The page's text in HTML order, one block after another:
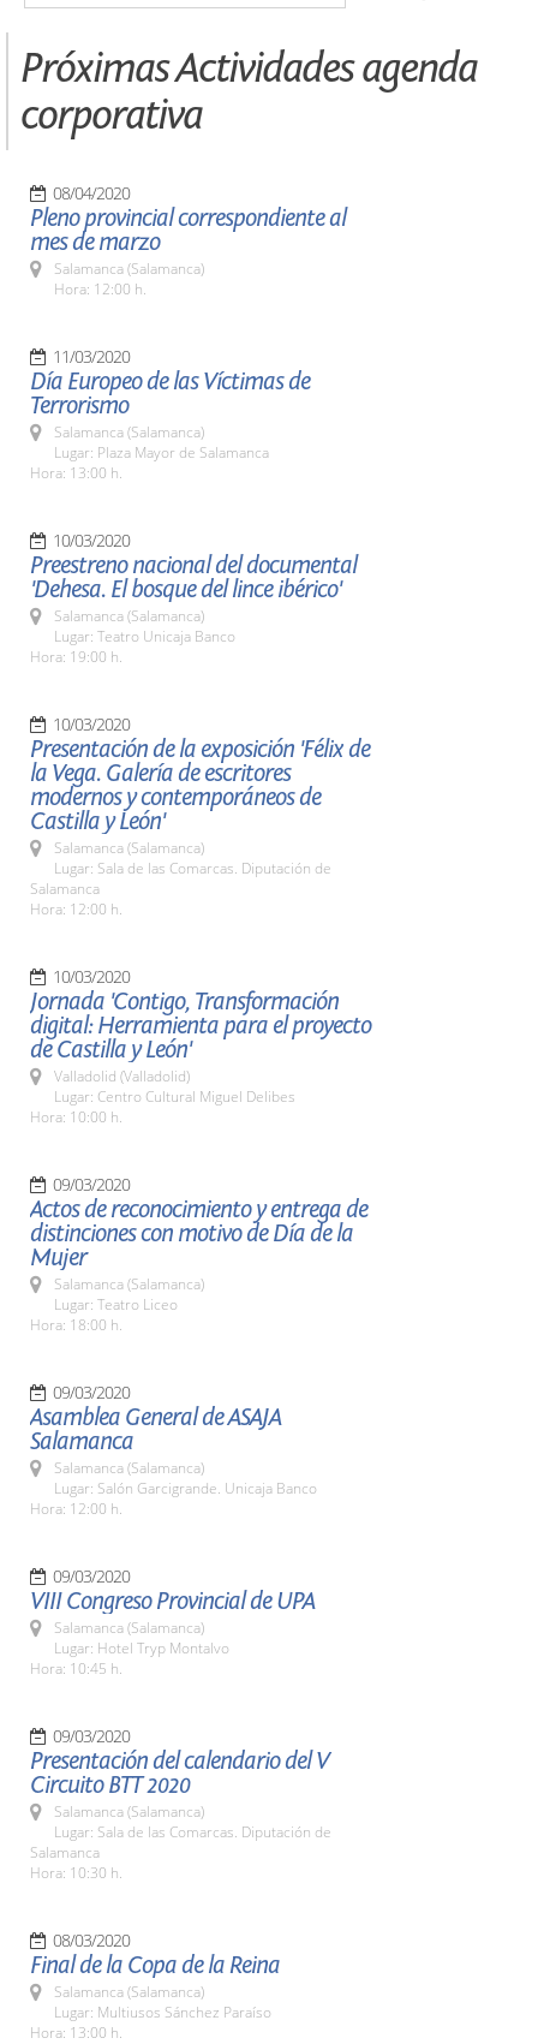
Próximas Actividades agenda
corporativa
08/04/2020
Pleno provincial correspondiente al
mes de marzo
Salamanca (Salamanca)
Hora: 12:00 h.
11/03/2020
Día Europeo de las Víctimas de
Terrorismo
Salamanca (Salamanca)
Lugar: Plaza Mayor de Salamanca
Hora: 13:00 h.
10/03/2020
Preestreno nacional del documental
'Dehesa. El bosque del lince ibérico'
Salamanca (Salamanca)
Lugar: Teatro Unicaja Banco
Hora: 19:00 h.
10/03/2020
Presentación de la exposición 'Félix de
la Vega. Galería de escritores
modernos y contemporáneos de
Castilla y León'
Salamanca (Salamanca)
Lugar: Sala de las Comarcas. Diputación de
Salamanca
Hora: 12:00 h.
10/03/2020
Jornada 'Contigo, Transformación
digital: Herramienta para el proyecto
de Castilla y León'
Valladolid (Valladolid)
Lugar: Centro Cultural Miguel Delibes
Hora: 10:00 h.
09/03/2020
Actos de reconocimiento y entrega de
distinciones con motivo de Día de la
Mujer
Salamanca (Salamanca)
Lugar: Teatro Liceo
Hora: 18:00 h.
09/03/2020
Asamblea General de ASAJA
Salamanca
Salamanca (Salamanca)
Lugar: Salón Garcigrande. Unicaja Banco
Hora: 12:00 h.
09/03/2020
VIII Congreso Provincial de UPA
Salamanca (Salamanca)
Lugar: Hotel Tryp Montalvo
Hora: 10:45 h.
09/03/2020
Presentación del calendario del V
Circuito BTT 2020
Salamanca (Salamanca)
Lugar: Sala de las Comarcas. Diputación de
Salamanca
Hora: 10:30 h.
08/03/2020
Final de la Copa de la Reina
Salamanca (Salamanca)
Lugar: Multiusos Sánchez Paraíso
Hora: 13:00 h.